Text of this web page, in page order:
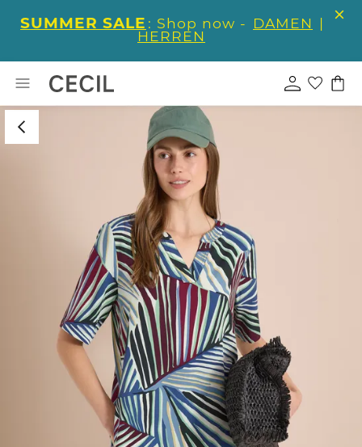
SUMMER SALE : Shop now - DAMEN |
HERREN